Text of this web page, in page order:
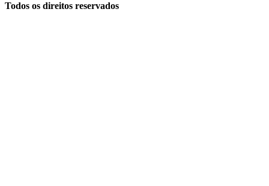
Todos os direitos reservados